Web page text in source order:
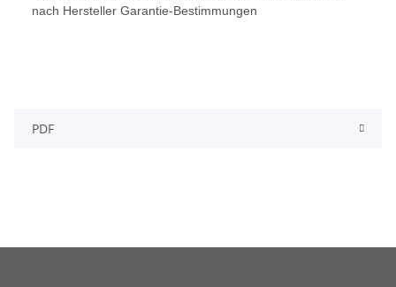
nach Hersteller Garantie-Bestimmungen
PDF